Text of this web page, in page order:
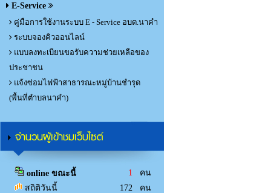
E-Service
คู่มือการใช้งานระบบ E - Service อบต.นาคำ
ระบบจองคิวออนไลน์
แบบลงทะเบียนขอรับความช่วยเหลือของ
ประชาชน
แจ้งซ่อมไฟฟ้าสาธารณะหมู่บ้านชำรุด
(พื้นที่ตำบลนาคำ)
จำนวนผู้เข้าชมเว็บไซต์
online ขณะนี้ 1 คน
สถิติวันนี้
172 คน